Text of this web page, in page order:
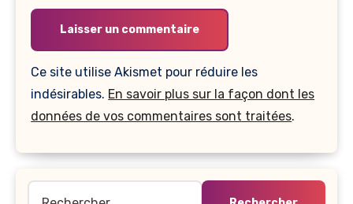
Ce site utilise Akismet pour réduire les
indésirables. En savoir plus sur la façon dont les
données de vos commentaires sont traitées.